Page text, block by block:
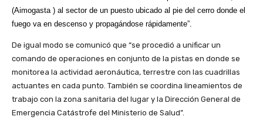
(Aimogasta ) al sector de un puesto ubicado al pie del cerro donde el
fuego va en descenso y propagándose rápidamente”.
De igual modo se comunicó que “se procedió a unificar un
comando de operaciones en conjunto de la pistas en donde se
monitorea la actividad aeronáutica, terrestre con las cuadrillas
actuantes en cada punto. También se coordina lineamientos de
trabajo con la zona sanitaria del lugar y la Dirección General de
Emergencia Catástrofe del Ministerio de Salud”.